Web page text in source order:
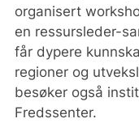
organisert
en ressursleder-
får dypere
regioner og
besøker også
Fredssenter.